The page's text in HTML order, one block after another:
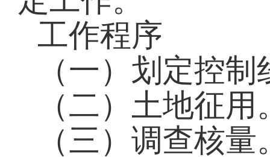
工作程序
（一）划定控制
（二）土地征用
（三）调查核量